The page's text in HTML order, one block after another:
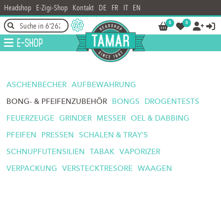
Headshop E-Zigi-Shop Kontakt DE FR IT EN
0 0  
E-Shop
ASCHENBECHER AUFBEWAHRUNG
BONG- & PFEIFENZUBEHÖR
BONGS
DROGENTESTS
FEUERZEUGE GRINDER MESSER OEL & DABBING
PFEIFEN
PRESSEN
SCHALEN & TRAY'S
SCHNUPFUTENSILIEN
TABAK VAPORIZER
VERPACKUNG
VERSTECKTRESORE WAAGEN